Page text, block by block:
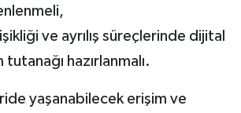
ve ayrılış süreçlerinde dijital
tutanağı hazırlanmalı.
yaşanabilecek erişim ve